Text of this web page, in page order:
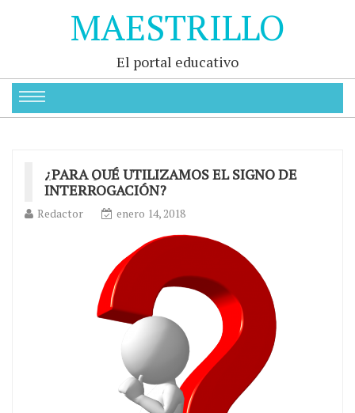
MAESTRILLO
El portal educativo
¿PARA QUÉ UTILIZAMOS EL SIGNO DE
INTERROGACIÓN?
Redactor enero 14, 2018